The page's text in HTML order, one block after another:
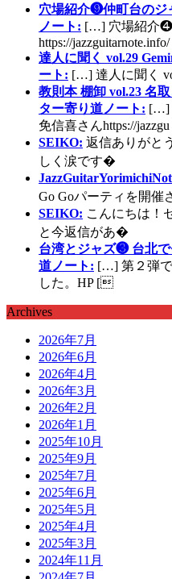
穴場紹介❾仲町台のジ
ノート: […] 穴場紹介❹
https://jazzguitarnote.info/
達人に聞く vol.29
ート: […] 達人に聞く
教則本 棚卸 vol.23 名
ター寄り道ノート: […]
免信喜さんhttps://jazzgu
SEIKO: 返信ありがと
しく涙です�
Go Goパーティを開催
SEIKO: こんにちは！
と今返信があ�
台湾とジャズ❸ 台北で
道ノート: […] 第２弾で
した。HP [
Archives
2026年7月
2026年6月
2026年4月
2026年3月
2026年2月
2026年1月
2025年10月
2025年9月
2025年7月
2025年6月
2025年5月
2025年4月
2025年3月
2024年11月